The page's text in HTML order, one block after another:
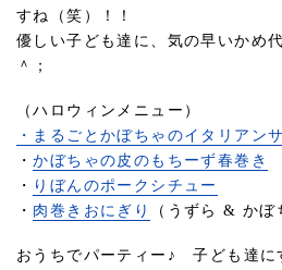
すね（笑）！！
優しい子ども達に、気の早いかめ
＾；
（ハロウィンメニュー）
・まるごとかぼちゃのイタリアン
・かぼちゃの皮のもちーず春巻き
・ りぼんのポークシチュー
・ 肉巻きおにぎり （うずら & かぼ
おうちでパーティー♪ 子ども達に